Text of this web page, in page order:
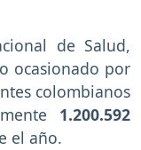
de Salud,
ocasionado por
colombianos
1.200.592
el año.